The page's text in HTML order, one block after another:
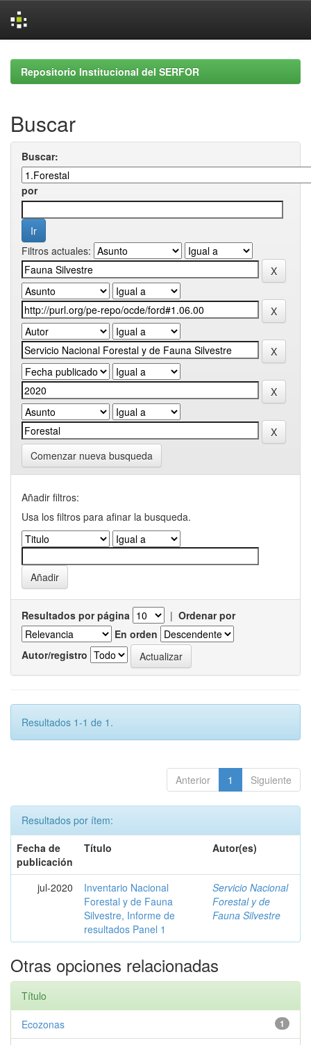
navigationRepositorio Institucional del SERFOR
Buscar
Buscar:
por
Filtros actuales:
Comenzar nueva busqueda
Añadir filtros:
Usa los filtros para afinar la busqueda.
Resultados por página | Ordenar por
En orden
Autor/registro
Resultados 1-1 de 1.
Anterior 1 Siguiente
Resultados por ítem:
Fecha de
publicación
Título Autor(es)
jul-2020
Inventario Nacional
Forestal y de Fauna
Silvestre, Informe de
resultados Panel 1
Servicio Nacional
Forestal y de
Fauna Silvestre
Otras opciones relacionadas
Título
1
Ecozonas